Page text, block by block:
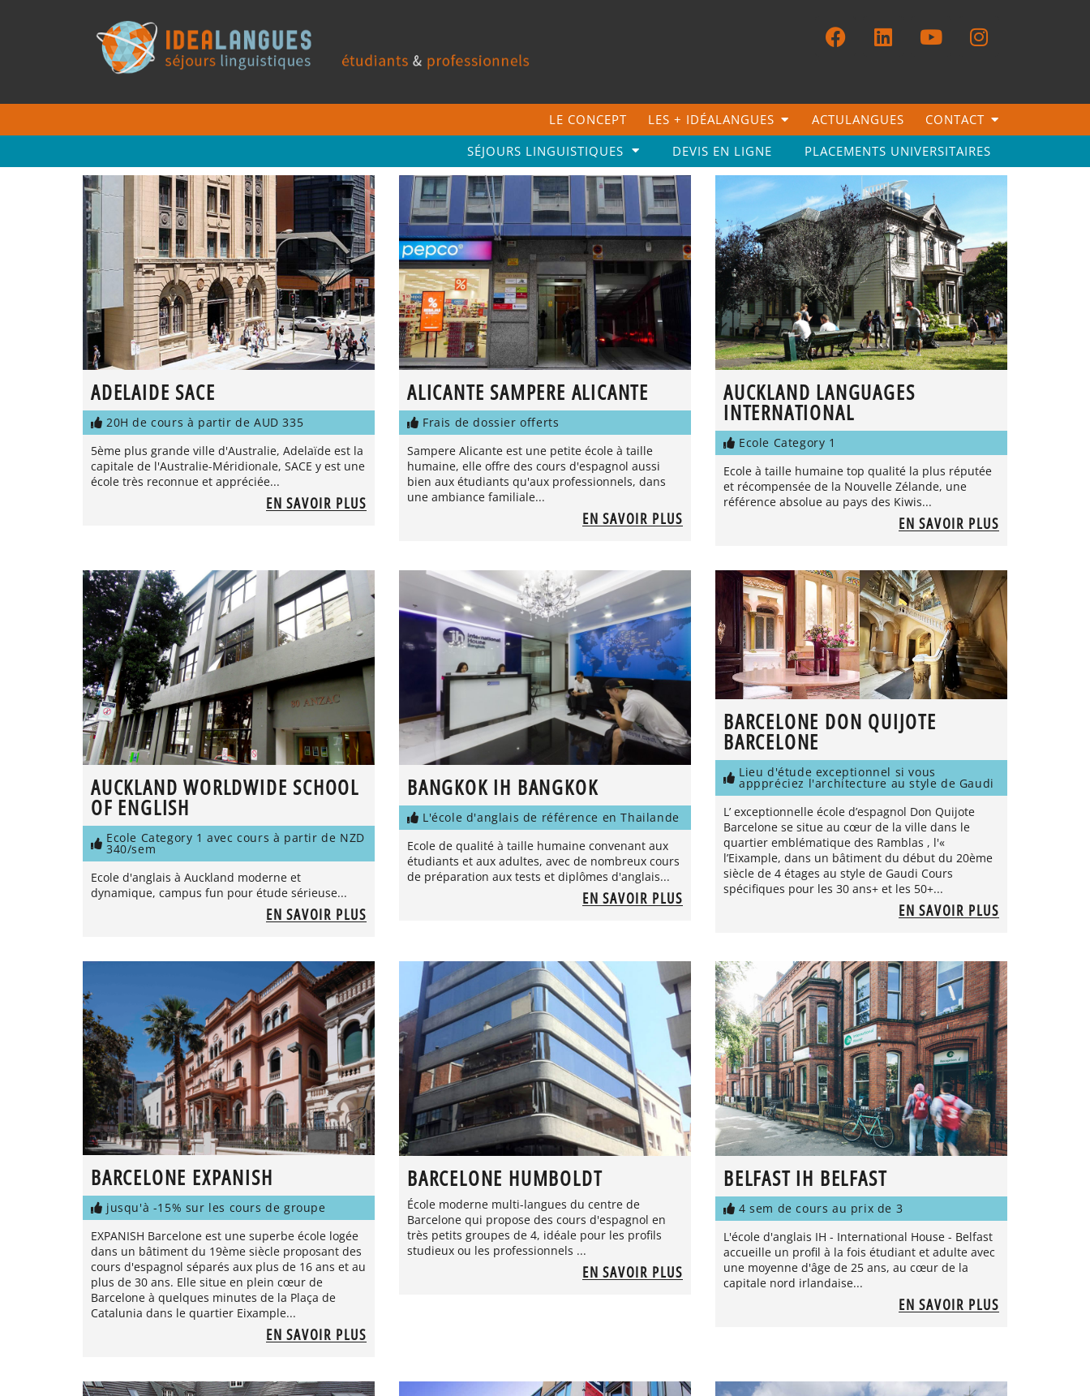
LE CONCEPT LES + IDÉALANGUES ACTULANGUES
CONTACT
SÉJOURS LINGUISTIQUES
DEVIS EN LIGNE PLACEMENTS UNIVERSITAIRES
ADELAIDE SACE
20H de cours à partir de AUD 335
5ème plus grande ville d'Australie, Adelaïde est la
capitale de l'Australie-Méridionale, SACE y est une
école très reconnue et appréciée...
EN SAVOIR PLUS
ALICANTE SAMPERE ALICANTE
Frais de dossier offerts
Sampere Alicante est une petite école à taille
humaine, elle offre des cours d'espagnol aussi
bien aux étudiants qu'aux professionnels, dans
une ambiance familiale...
EN SAVOIR PLUS
AUCKLAND LANGUAGES
INTERNATIONAL
Ecole Category 1
Ecole à taille humaine top qualité la plus réputée
et récompensée de la Nouvelle Zélande, une
référence absolue au pays des Kiwis...
EN SAVOIR PLUS
AUCKLAND WORLDWIDE SCHOOL
OF ENGLISH
Ecole Category 1 avec cours à partir de NZD
340/sem
Ecole d'anglais à Auckland moderne et
dynamique, campus fun pour étude sérieuse...
EN SAVOIR PLUS
BANGKOK IH BANGKOK
L'école d'anglais de référence en Thailande
Ecole de qualité à taille humaine convenant aux
étudiants et aux adultes, avec de nombreux cours
de préparation aux tests et diplômes d'anglais...
EN SAVOIR PLUS
BARCELONE DON QUIJOTE
BARCELONE
Lieu d'étude exceptionnel si vous
apppréciez l'architecture au style de Gaudi
L’ exceptionnelle école d’espagnol Don Quijote
Barcelone se situe au cœur de la ville dans le
quartier emblématique des Ramblas , l'«
l’Eixample, dans un bâtiment du début du 20ème
siècle de 4 étages au style de Gaudi Cours
spécifiques pour les 30 ans+ et les 50+...
EN SAVOIR PLUS
BARCELONE EXPANISH
jusqu'à -15% sur les cours de groupe
EXPANISH Barcelone est une superbe école logée
dans un bâtiment du 19ème siècle proposant des
cours d'espagnol séparés aux plus de 16 ans et au
plus de 30 ans. Elle situe en plein cœur de
Barcelone à quelques minutes de la Plaça de
Catalunia dans le quartier Eixample...
EN SAVOIR PLUS
BARCELONE HUMBOLDT
École moderne multi-langues du centre de
Barcelone qui propose des cours d'espagnol en
très petits groupes de 4, idéale pour les profils
studieux ou les professionnels ...
EN SAVOIR PLUS
BELFAST IH BELFAST
4 sem de cours au prix de 3
L'école d'anglais IH - International House - Belfast
accueille un profil à la fois étudiant et adulte avec
une moyenne d'âge de 25 ans, au cœur de la
capitale nord irlandaise...
EN SAVOIR PLUS